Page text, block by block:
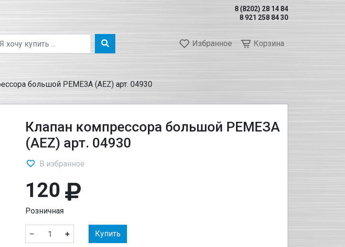
8 (8202) 28 14 84
8 921 258 84 30
Избранное Корзина
большой РЕМЕЗА (AEZ) арт. 04930
Клапан компрессора большой РЕМЕЗА
(AEZ) арт. 04930
В избранное
120
Розничная
Купить